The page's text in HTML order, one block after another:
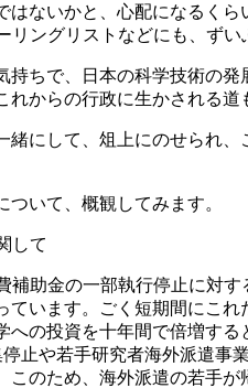
ないかと、心配になるく
ングリストなどにも、ずい
ちで、日本の科学技術の発
からの行政に生かされる道
にして、俎上にのせられ
いて、概観してみます。
して
補助金の一部執行停止に対す
います。ごく短期間にこ
の投資を十年間で倍増す
止や若手研究者海外派遣事
のため、海外派遣の若手